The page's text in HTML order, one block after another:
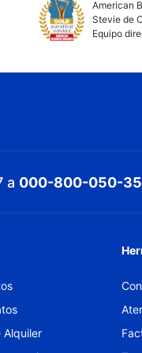
American
Stevie de
Equipo
a 000-800-050-
Alquiler